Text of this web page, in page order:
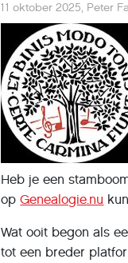
11 oktober 2025, Peter
Heb je een
opGenealogie.nu
Wat ooit begon als
tot een breder